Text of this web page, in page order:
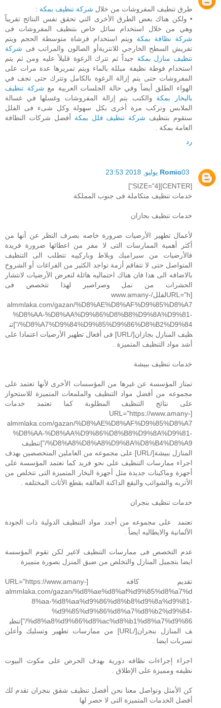
طرق تنظيف المفروشات من خلال شركة تنظيف بمكة :
• ولكن هناك بعض الطرق الأخرى التي تحقق نفس النتائج تقريباً
وهي من خلال استخدام سائل خاص بتنظيف المفروشات فى
شركة نظافة بمكة ويتم استخدام فرشاة متوسطة الحجم ويتم
تفريش السطح الخارجي للانتريةأو الصالون والمراتب فى شركة
تنظيف منازل بمكة جيداً ثم تترك الرغوة قليلاً عليه ومن ثم يتم
استخدام فوطة نظيفة مبللة بالماء ويتم تمريرها عدة مرات على
المفروشات حتى يتم إزالة الرغوة بالكامل وتترك حتى تجف في
الهواء الطلق أيضاً وفي حالة الجلسات العربية مع شركة تنظيف
بالبخار بمكة والكنب يتم إزالة المفروشات وغسلها في غسالة
الملابس وتركب مرة أخرى بكل سهولة وكل شىء فى الفلل
ستقوم بتنظيف شركة تنظيف فلل بمكة أفضل شركات النظافة
العامة بمكة .
رد
Romio03 يوليو, 2018 23:53
[CENTER][SIZE="4"]
خدمات تنظيف متكاملة فى جنوب المملكة
خدمات تنظيف بجازان
لأعمال تطهير الأرضيات ضرورة خاصه بصرف النظر عن أنها من
أكثر أهمية الممارسات التى لا مفر من اعطائها ضرورة فريدة
فالأرضيات من سيراميك وبلاط وباركييه تتطلب الى التنظيف
المتواصل حتى لا تتفاقم أزمة تواجد الكثير من الفراغات أو الشروخ
بالاضافه الى هذا فان هناك احتماليه هائلة لتعرض الأرضيات لانتشار
الحشرات من نمل وصراصير لهذا تتخصص فى
[URL="hلفلل/www.amany-
almmlaka.com/gazan/%D8%AE%D8%AF%D9%85%D8%A7
%D8%AA-%D8%AA%D9%86%D8%B8%D9%8A%D9%81-
%D8%A7%D9%84%D9%85%D9%86%D8%B2%D9%84/"]تن
ظيف المنازل بجازان[/URL] فى أفعال تطهير الأرضيات اعتمادا على
أشد مواد التنظيف المتميزة .
خدمات تنظيف ببيشة
تمتاز المؤسسة عن غيرها من المؤسسات الأخرى لأنها تعتمد على
مجموعه من أفضل مواد التنظيف والملمعات المتميزة للاستحواز
على نتائج التنظيف المطلوبة كما تعتمد خدمات
[URL="https://www.amany-
almmlaka.com/gazan/%D8%AE%D8%AF%D9%85%D8%A7
%D8%AA-%D8%AA%D9%86%D8%B8%D9%8A%D9%81-
%D8%A8%D8%A8%D9%8A%D8%B4%D8%A9/"]تنظيف
المنازل ببيشة[/URL] على مجموعه من العاملين المتخصصين بهدف
اجراء ممارسات التنظيف على نحو فريد كما تعتمد المؤسسة على
أجهزة وماكينات جديدة مثل أجهزة البخار المتميزة التى تتخلص من
الأتربه والشوائب والبقع الداكنة العالقه بقطع الأثاث المختلفه .
خدمات تنظيف بنجران
تعتمد على مجموعه من أجدد مواد التنظيف الدولية ذات الجودة
الألمانية والايطاليه ايضاً .
عدم التخصص فى ممارسات التنظيف لاغير لكن تقوم المؤسسة
ايضا بتجميل المنازل والتخلص من ضيق المنزل بصورة متميزة .
تقديم كافه [URL="https://www.amany-
almmlaka.com/gazan/%d8%ae%d8%af%d9%85%d8%a7%d
8%aa-%d8%aa%d9%86%d8%b8%d9%8a%d9%81-
%d9%85%d9%86%d8%a7%d8%b2%d9%84-
%d8%a8%d9%86%d8%ac%d8%b1%d8%a7%d9%86/"]تنظي
ف المنازل بنجران[/URL] من ممارسات تطهير وتسليك وأعلن
تسربات ايضا .
اجراء إجراءات نظافه دورية بهدف الحرص على مكوث البيوت
نظيفه ومميزة على الإطلاق .
كن الأمثل وتواصل معنا نحن أفضل تنظيف شقق بنجران تقدم لك
أفضل الخدمات المتميزة التى لا حصر لها